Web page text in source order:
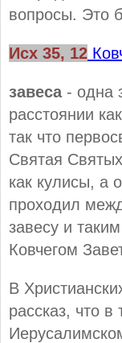
вопросы. Это
Исх 35, 12
завеса- одна
расстоянии
так что
Святая
как кулисы, а
проходил
завесу и
Ковчегом
В
рассказ, что